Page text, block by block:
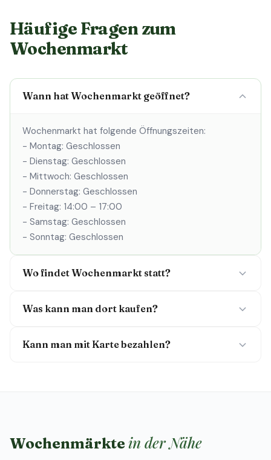
Häufige Fragen zum
Wochenmarkt
Wann hat Wochenmarkt geöffnet?
Wochenmarkt hat folgende Öffnungszeiten:
- Montag: Geschlossen
- Dienstag: Geschlossen
- Mittwoch: Geschlossen
- Donnerstag: Geschlossen
- Freitag: 14:00 – 17:00
- Samstag: Geschlossen
- Sonntag: Geschlossen
Wo findet Wochenmarkt statt?
Was kann man dort kaufen?
Kann man mit Karte bezahlen?
Wochenmärkte in der Nähe